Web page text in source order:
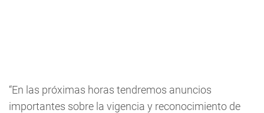
“En las próximas horas tendremos anuncios
importantes sobre la vigencia y reconocimiento de